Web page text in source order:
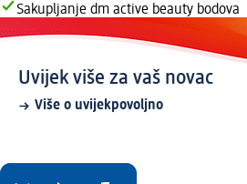
Sakupljanje dm active beauty bodova
Uvijek više za vaš novac
Više o uvijekpovoljno